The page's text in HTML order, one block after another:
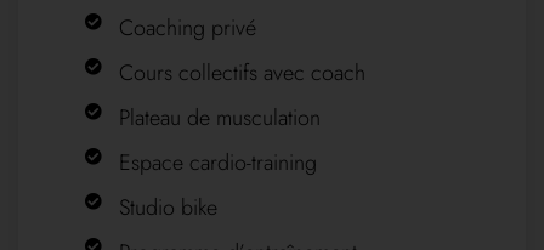
Coaching privé
Cours collectifs avec coach
Plateau de musculation
Espace cardio-training
Studio bike